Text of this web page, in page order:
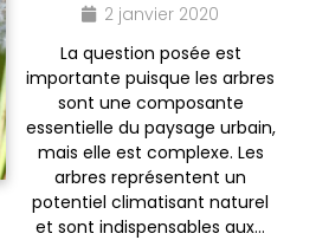
2 janvier 2020
La question posée est
importante puisque les arbres
sont une composante
essentielle du paysage urbain,
mais elle est complexe. Les
arbres représentent un
potentiel climatisant naturel
et sont indispensables aux…